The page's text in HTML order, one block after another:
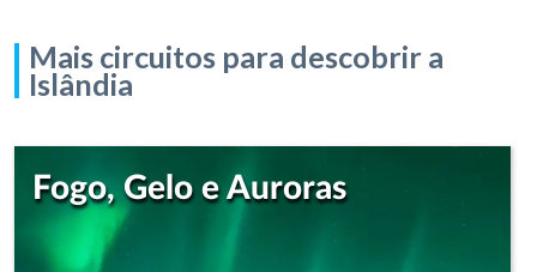
Mais circuitos para descobrir a
Islândia
Fogo, Gelo e Auroras